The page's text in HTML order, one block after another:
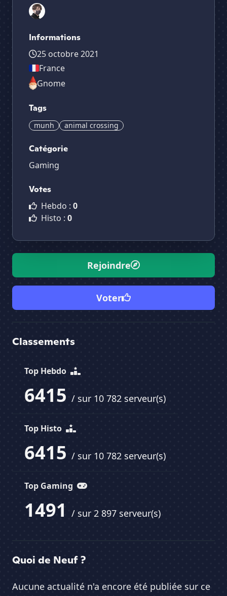
Informations
25 octobre 2021
France
Gnome
Tags
munh animal crossing
Catégorie
Gaming
Votes
Hebdo : 0
Histo : 0
Rejoindre
Voter
Classements
Top Hebdo
6415 / sur 10 782 serveur(s)
Top Histo
6415 / sur 10 782 serveur(s)
Top Gaming
1491 / sur 2 897 serveur(s)
Quoi de Neuf ?
Aucune actualité n'a encore été publiée sur ce